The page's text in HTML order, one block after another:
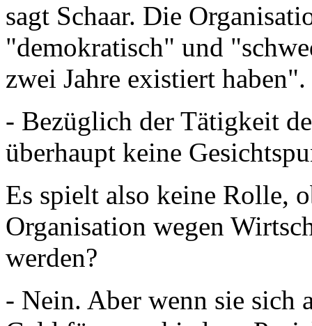
sagt Schaar. Die
"demokratisch" und
zwei Jahre existiert haben".
- Bezüglich der Tätigkeit
überhaupt keine
Es spielt also keine Rolle,
Organisation wegen
werden?
- Nein. Aber wenn sie sich